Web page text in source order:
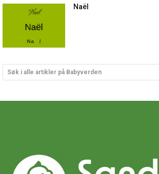
Naël
Søk i alle artikler på Babyverden